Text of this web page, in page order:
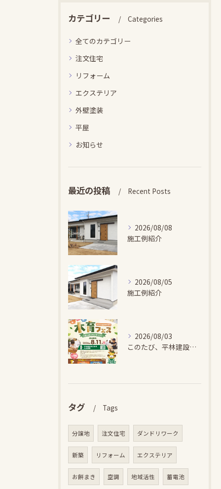
カテゴリー Categories
全てのカテゴリー
注文住宅
リフォーム
エクステリア
外壁塗装
平屋
お知らせ
最近の投稿 Recent Posts
2026/08/08
施工例紹介
2026/08/05
施工例紹介
2026/08/03
このたび、平林建設では、お子さまが木とふれあい・木について学...
タグ Tags
分譲地 注文住宅 ダンドリワーク
新築 リフォーム エクステリア
お餅まき 空調 地域活性 蓄電池